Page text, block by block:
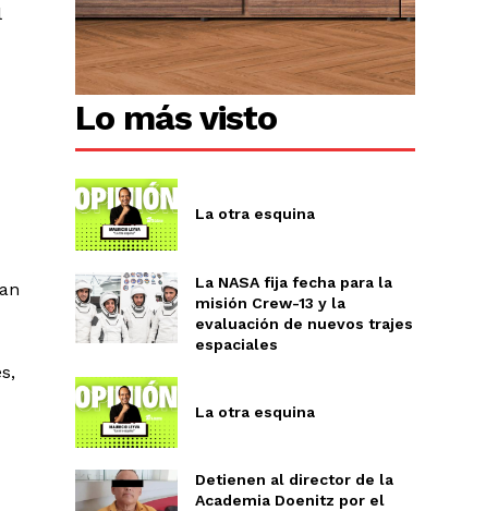
Roo
Nuevo León
Lo más visto
La otra esquina
La NASA fija fecha para la
misión Crew-13 y la
evaluación de nuevos trajes
espaciales
La otra esquina
Detienen al director de la
Academia Doenitz por el